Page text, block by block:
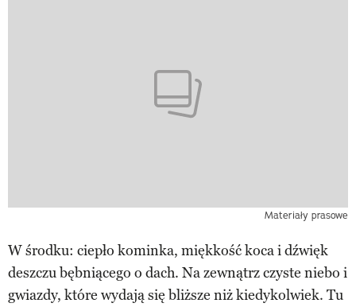
Materiały prasowe
W środku: ciepło kominka, miękkość koca i dźwięk
deszczu bębniącego o dach. Na zewnątrz czyste niebo i
gwiazdy, które wydają się bliższe niż kiedykolwiek. Tu